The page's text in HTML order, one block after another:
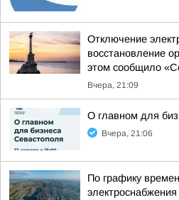
Отключение
восстановление
этом сообщило
Вчера, 21:09
О главном для
Вчера, 21:06
По графику